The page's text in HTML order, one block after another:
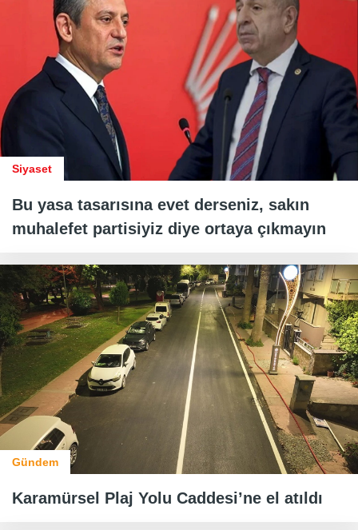
Siyaset
Bu yasa tasarısına evet derseniz, sakın
muhalefet partisiyiz diye ortaya çıkmayın
Gündem
Karamürsel Plaj Yolu Caddesi’ne el atıldı